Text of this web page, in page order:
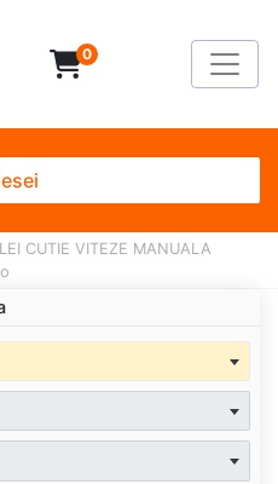
0
CUTIE VITEZE MANUALA